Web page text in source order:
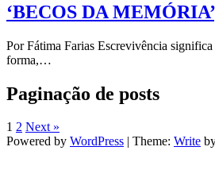
‘BECOS DA
Por Fátima Farias Escrevivência
forma,…
Paginação de posts
1 2 Next »
Powered by WordPress | Theme: Write